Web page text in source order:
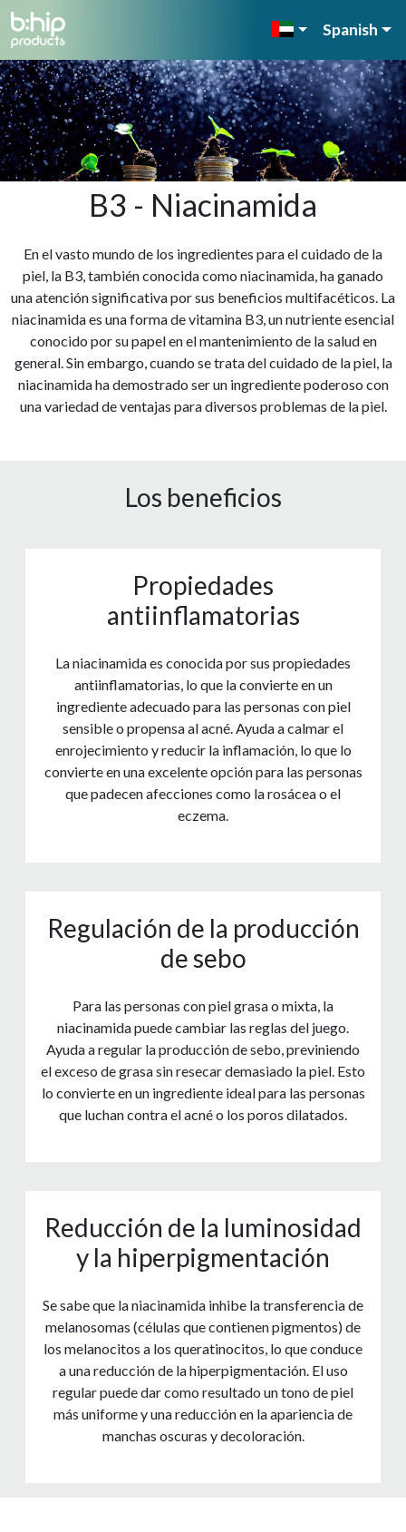
Spanish
B3 - Niacinamida
En el vasto mundo de los ingredientes para el cuidado de la
piel, la B3, también conocida como niacinamida, ha ganado
una atención significativa por sus beneficios multifacéticos. La
niacinamida es una forma de vitamina B3, un nutriente esencial
conocido por su papel en el mantenimiento de la salud en
general. Sin embargo, cuando se trata del cuidado de la piel, la
niacinamida ha demostrado ser un ingrediente poderoso con
una variedad de ventajas para diversos problemas de la piel.
Los beneficios
Propiedades
antiinflamatorias
La niacinamida es conocida por sus propiedades
antiinflamatorias, lo que la convierte en un
ingrediente adecuado para las personas con piel
sensible o propensa al acné. Ayuda a calmar el
enrojecimiento y reducir la inflamación, lo que lo
convierte en una excelente opción para las personas
que padecen afecciones como la rosácea o el
eczema.
Regulación de la producción
de sebo
Para las personas con piel grasa o mixta, la
niacinamida puede cambiar las reglas del juego.
Ayuda a regular la producción de sebo, previniendo
el exceso de grasa sin resecar demasiado la piel. Esto
lo convierte en un ingrediente ideal para las personas
que luchan contra el acné o los poros dilatados.
Reducción de la luminosidad
y la hiperpigmentación
Se sabe que la niacinamida inhibe la transferencia de
melanosomas (células que contienen pigmentos) de
los melanocitos a los queratinocitos, lo que conduce
a una reducción de la hiperpigmentación. El uso
regular puede dar como resultado un tono de piel
más uniforme y una reducción en la apariencia de
manchas oscuras y decoloración.